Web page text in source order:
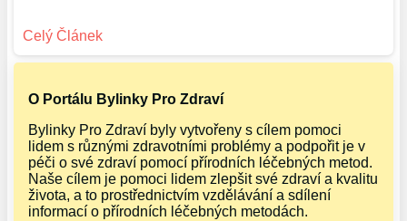
O Portálu Bylinky Pro Zdraví
Bylinky Pro Zdraví byly vytvořeny s cílem pomoci
lidem s různými zdravotními problémy a podpořit je v
péči o své zdraví pomocí přírodních léčebných metod.
Naše cílem je pomoci lidem zlepšit své zdraví a kvalitu
života, a to prostřednictvím vzdělávání a sdílení
informací o přírodních léčebných metodách.